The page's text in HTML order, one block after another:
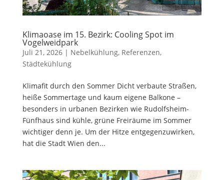
Klimaoase im 15. Bezirk: Cooling Spot im
Vogelweidpark
Juli 21, 2026| Nebelkühlung, Referenzen,
Städtekühlung
Klimafit durch den Sommer Dicht verbaute Straßen,
heiße Sommertage und kaum eigene Balkone –
besonders in urbanen Bezirken wie Rudolfsheim-
Fünfhaus sind kühle, grüne Freiräume im Sommer
wichtiger denn je. Um der Hitze entgegenzuwirken,
hat die Stadt Wien den...